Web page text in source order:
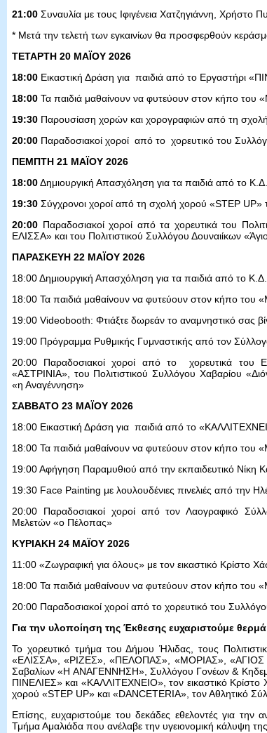
21:00 Συναυλία με τους Ιφιγένεια Χατζηγιάννη,
* Μετά την τελετή των εγκαινίων θα προσφερθούν
ΤΕΤΑΡΤΗ 20 ΜΑΪΟΥ 2026
18:00 Εικαστική Δράση για παιδιά από το Εργαστήρι
18:00 Τα παιδιά μαθαίνουν να φυτεύουν στον κήπο του
19:30 Παρουσίαση χορών και χορογραφιών από τη
20:00 Παραδοσιακοί χοροί από το χορευτικό του
ΠΕΜΠΤΗ 21 ΜΑΪΟΥ 2026
18:00Δημιουργική Απασχόληση για τα παιδιά από το
19:30 Σύγχρονοι χοροί από τη σχολή χορού «STEP UP»
20:00 Παραδοσιακοί χοροί από τα χορευτικά του
ΕΛΙΣΣΑ» και του Πολιτιστικού Συλλόγου Δουναιίκων
ΠΑΡΑΣΚΕΥΗ 22 ΜΑΪΟΥ 2026
18:00 Δημιουργική Απασχόληση για τα παιδιά από το
18:00 Τα παιδιά μαθαίνουν να φυτεύουν στον κήπο του
19:00 Videobooth: Φτιάξτε δωρεάν το αναμνηστικό σας
19:00 Πρόγραμμα Ρυθμικής Γυμναστικής από τον
20:00 Παραδοσιακοί χοροί από το χορευτικά του
«ΑΣΤΡΙΝΙΑ», του Πολιτιστικού Συλλόγου Χαβαρίου
«η Αναγέννηση»
ΣΑΒΒΑΤΟ 23 ΜΑΪΟΥ 2026
18:00 Εικαστική Δράση για παιδιά από το
18:00 Τα παιδιά μαθαίνουν να φυτεύουν στον κήπο του
19:00 Αφήγηση Παραμυθιού από την εκπαιδευτικό Νίκη
19:30 Face Painting με λουλουδένιες πινελιές από την
20:00 Παραδοσιακοί χοροί από τον Λαογραφικό
Μελετών «ο Πέλοπας»
ΚΥΡΙΑΚΗ 24 ΜΑΪΟΥ 2026
11:00 «Ζωγραφική για όλους» με τον εικαστικό Κρίστο
18:00 Τα παιδιά μαθαίνουν να φυτεύουν στον κήπο του
20:00 Παραδοσιακοί χοροί από το χορευτικό του
Για την υλοποίηση της Έκθεσης ευχαριστούμε
Το χορευτικό τμήμα του Δήμου Ήλιδας, τους
«ΕΛΙΣΣΑ», «ΡΙΖΕΣ», «ΠΕΛΟΠΑΣ», «ΜΟΡΙΑΣ», «ΑΓΙΟΣ
Σαβαλίων «Η ΑΝΑΓΕΝΝΗΣΗ», Συλλόγου Γονέων &
ΠΙΝΕΛΙΕΣ» και «ΚΑΛΛΙΤΕΧΝΕΙΟ», τον εικαστικό
χορού «STEP UP» και «DANCETERIA», τον Αθλητικό
Επίσης, ευχαριστούμε του δεκάδες εθελοντές για
Τμήμα Αμαλιάδα που ανέλαβε την υγειονομική κάλυψη